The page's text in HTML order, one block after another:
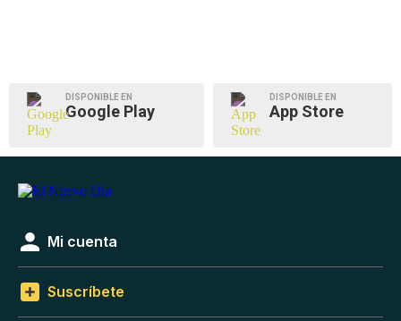
DISPONIBLE EN
Google Play
DISPONIBLE EN
App Store
Mi cuenta
Suscríbete